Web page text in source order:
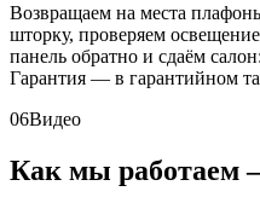
Возвращаем на места
шторку, проверяем
панель обратно и сдаём
Гарантия — в гарантийном
06Видео
Как мы работаем